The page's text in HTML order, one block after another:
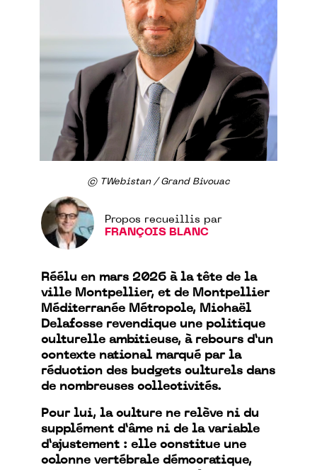
© TWebistan / Grand Bivouac
Propos recueillis par
FRANÇOIS BLANC
Réélu en mars 2026 à la tête de la
ville Montpellier, et de Montpellier
Méditerranée Métropole, Michaël
Delafosse revendique une politique
culturelle ambitieuse, à rebours d’un
contexte national marqué par la
réduction des budgets culturels dans
de nombreuses collectivités.
Pour lui, la culture ne relève ni du
supplément d’âme ni de la variable
d’ajustement : elle constitue une
colonne vertébrale démocratique,